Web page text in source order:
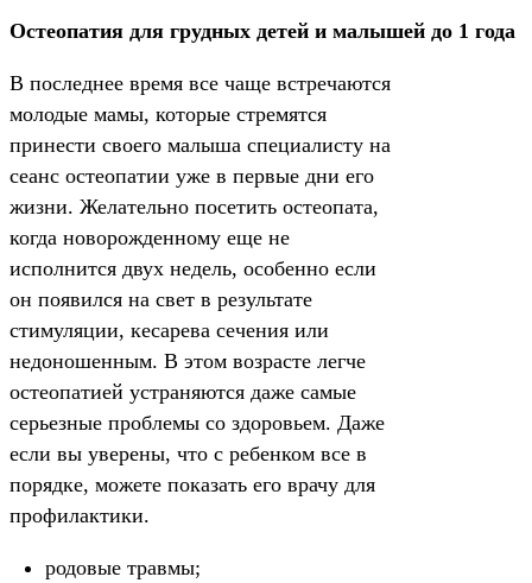
Остеопатия для грудных детей и малышей до 1 года
В последнее время все чаще встречаются
молодые мамы, которые стремятся
принести своего малыша специалисту на
сеанс остеопатии уже в первые дни его
жизни. Желательно посетить остеопата,
когда новорожденному еще не
исполнится двух недель, особенно если
он появился на свет в результате
стимуляции, кесарева сечения или
недоношенным. В этом возрасте легче
остеопатией устраняются даже самые
серьезные проблемы со здоровьем. Даже
если вы уверены, что с ребенком все в
порядке, можете показать его врачу для
профилактики.
родовые травмы;